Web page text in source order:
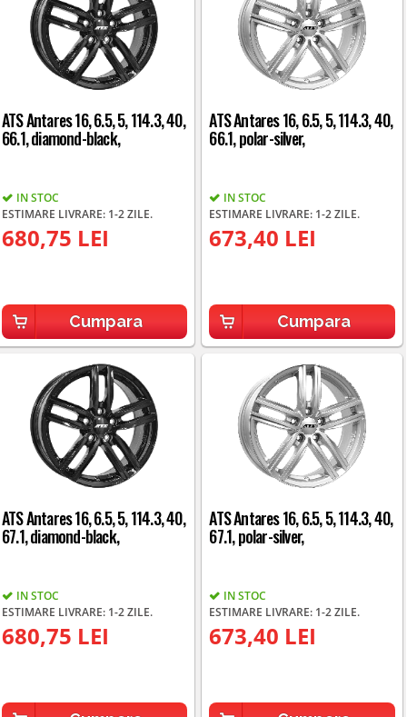
ATS Antares 16, 6.5, 5, 114.3, 40,
66.1, diamond-black,
IN STOC
ESTIMARE LIVRARE: 1-2 ZILE.
680,75 LEI
Cumpara
ATS Antares 16, 6.5, 5, 114.3, 40,
66.1, polar-silver,
IN STOC
ESTIMARE LIVRARE: 1-2 ZILE.
673,40 LEI
Cumpara
ATS Antares 16, 6.5, 5, 114.3, 40,
67.1, diamond-black,
IN STOC
ESTIMARE LIVRARE: 1-2 ZILE.
680,75 LEI
ATS Antares 16, 6.5, 5, 114.3, 40,
67.1, polar-silver,
IN STOC
ESTIMARE LIVRARE: 1-2 ZILE.
673,40 LEI